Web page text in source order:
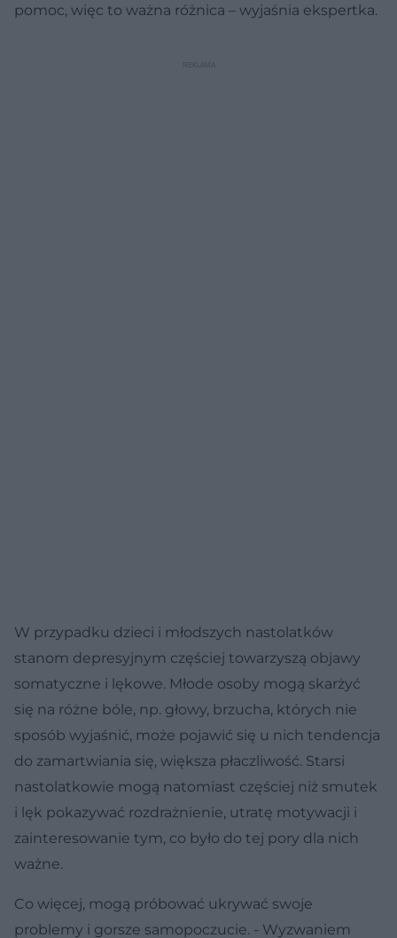
pomoc, więc to ważna różnica – wyjaśnia ekspertka.
W przypadku dzieci i młodszych nastolatków
stanom depresyjnym częściej towarzyszą objawy
somatyczne i lękowe. Młode osoby mogą skarżyć
się na różne bóle, np. głowy, brzucha, których nie
sposób wyjaśnić, może pojawić się u nich tendencja
do zamartwiania się, większa płaczliwość. Starsi
nastolatkowie mogą natomiast częściej niż smutek
i lęk pokazywać rozdrażnienie, utratę motywacji i
zainteresowanie tym, co było do tej pory dla nich
ważne.
Co więcej, mogą próbować ukrywać swoje
problemy i gorsze samopoczucie. - Wyzwaniem